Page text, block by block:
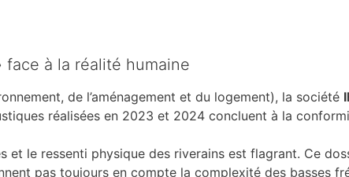
à la réalité humaine
de l’aménagement et du logement), la société
réalisées en 2023 et 2024 concluent à la
et le ressenti physique des riverains est flagrant. Ce
pas toujours en compte la complexité des basses